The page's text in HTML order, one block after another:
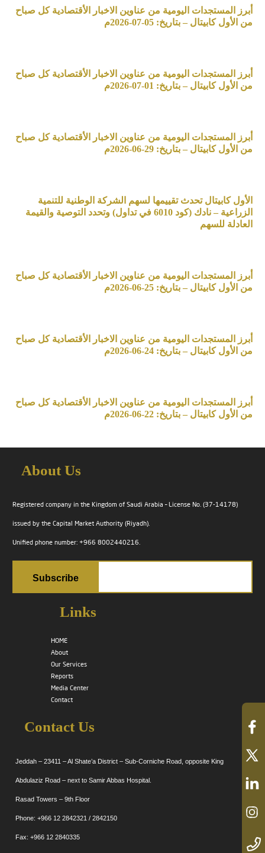
أبرز المستجدات اليومية من عناوين الاخبار الأقتصادية كل صباح
من الأول كابيتال – بتاريخ: 05-07-2026م
أبرز المستجدات اليومية من عناوين الاخبار الأقتصادية كل صباح
من الأول كابيتال – بتاريخ: 01-07-2026م
أبرز المستجدات اليومية من عناوين الاخبار الأقتصادية كل صباح
من الأول كابيتال – بتاريخ: 29-06-2026م
الأول كابيتال تحدث تقييمها لسهم الشركة الوطنية للتنمية
الزراعية – نادك (كود 6010 في تداول) وتحدد التوصية والقيمة
العادلة للسهم
أبرز المستجدات اليومية من عناوين الاخبار الأقتصادية كل صباح
من الأول كابيتال – بتاريخ: 25-06-2026م
أبرز المستجدات اليومية من عناوين الاخبار الأقتصادية كل صباح
من الأول كابيتال – بتاريخ: 24-06-2026م
أبرز المستجدات اليومية من عناوين الاخبار الأقتصادية كل صباح
من الأول كابيتال – بتاريخ: 22-06-2026م
About Us
Registered company in the Kingdom of Saudi Arabia – License No. (37-14178)
issued by the Capital Market Authority (Riyadh).
Unified phone number: +966 8002440216.
Links
HOME
About
Our Services
Reports
Media Center
Contact
Contact Us
Jeddah – 23411 – Al Shate’a District – Sub-Corniche Road, opposite King
Abdulaziz Road – next to Samir Abbas Hospital.
Rasad Towers – 9th Floor
Phone: +966 12 2842321 / 2842150
Fax: +966 12 2840335